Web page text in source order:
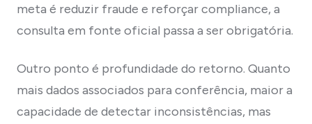
meta é reduzir fraude e reforçar compliance, a
consulta em fonte oficial passa a ser obrigatória.
Outro ponto é profundidade do retorno. Quanto
mais dados associados para conferência, maior a
capacidade de detectar inconsistências, mas